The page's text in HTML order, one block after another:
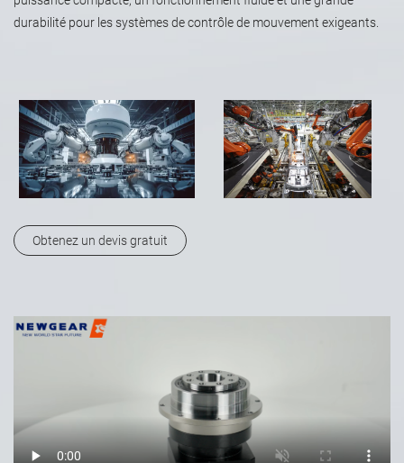
durabilité pour les systèmes de contrôle de mouvement exigeants.
Obtenez un devis gratuit